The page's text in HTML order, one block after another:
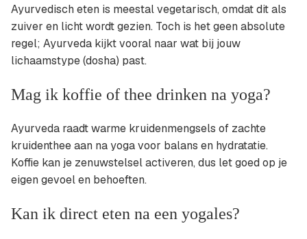
Ayurvedisch eten is meestal vegetarisch, omdat dit als
zuiver en licht wordt gezien. Toch is het geen absolute
regel; Ayurveda kijkt vooral naar wat bij jouw
lichaamstype (dosha) past.
Mag ik koffie of thee drinken na yoga?
Ayurveda raadt warme kruidenmengsels of zachte
kruidenthee aan na yoga voor balans en hydratatie.
Koffie kan je zenuwstelsel activeren, dus let goed op je
eigen gevoel en behoeften.
Kan ik direct eten na een yogales?